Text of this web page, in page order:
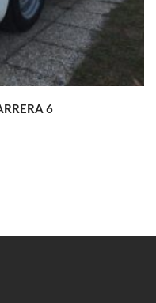
6